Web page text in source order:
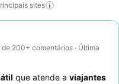
sites
200+ comentários · Última
que atende a viajantes